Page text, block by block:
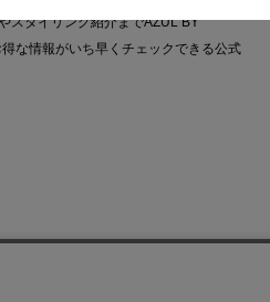
スタイリング紹介までAZUL BY
な情報がいち早くチェックできる公式